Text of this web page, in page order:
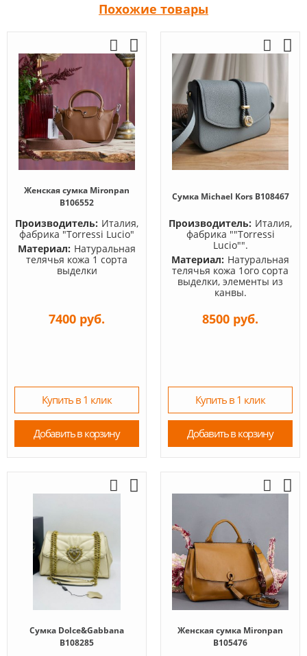
Похожие товары
Женская сумка Mironpan
B106552
Производитель: Италия,
фабрика "Torressi Lucio"
Материал: Натуральная
телячья кожа 1 сорта
выделки
7400 руб.
Купить в 1 клик
Добавить в корзину
Сумка Michael Kors B108467
Производитель: Италия,
фабрика ""Torressi
Lucio"".
Материал: Натуральная
телячья кожа 1ого сорта
выделки, элементы из
канвы.
8500 руб.
Купить в 1 клик
Добавить в корзину
Сумка Dolce&Gabbana
B108285
Женская сумка Mironpan
B105476